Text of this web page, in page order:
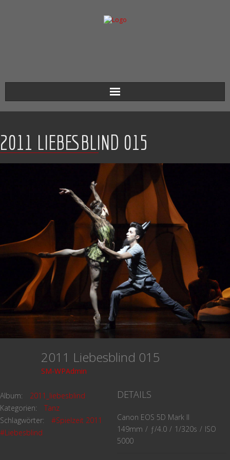
Aktuell
Werkverzeichnis
Biografie
2011 LIEBESBLIND 015
2011 Liebesblind 015
SM-WPAdmin
Album:
2011_liebesblind
Kategorien:
Tanz
Schlagwörter:
#Spielzeit 2011
#Liebesblind
DETAILS
Canon EOS 5D Mark II
149mm / ƒ/4.0 / 1/320s / ISO
5000